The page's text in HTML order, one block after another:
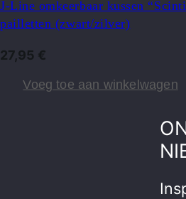
J-Line omkeerbaar kussen
pailletten (zwart/zilver)
27,95 €
Voeg toe aan winkelwagen